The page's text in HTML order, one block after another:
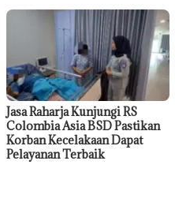
Jasa Raharja Kunjungi RS
Colombia Asia BSD Pastikan
Korban Kecelakaan Dapat
Pelayanan Terbaik